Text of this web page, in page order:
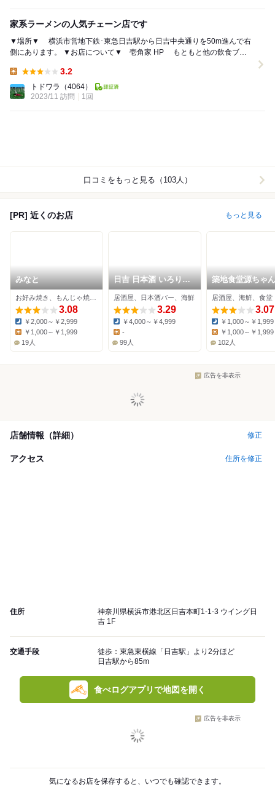
家系ラーメンの人気チェーン店です
▼場所▼ 横浜市営地下鉄･東急日吉駅から日吉中央通りを50m進んで右
側にあります。 ▼お店について▼ 壱角家 HP もともと他の飲食ブラ
3.2
トドワラ
（4064）
2023/11 訪問
1回
口コミをもっと見る（103人）
[PR] 近くのお店 もっと見る
みなと
3.08
Dinner:
￥2,000～￥2,999
Lunch:
￥1,000～￥1,999
19人
日吉 日本酒 いろり屋
金魚
居酒屋、日本酒バー、海鮮
3.29
Dinner:
￥4,000～￥4,999
Lunch:
-
99人
築地食堂源ちゃ
レッサ横浜店
居酒屋、海鮮、食堂
3.07
Dinner:
￥1,000～￥1,999
￥1,000～￥1,999
102人
広告を非表示
店舗情報（詳細） 修正
アクセス 住所を修正
住所
神奈川県横浜市港北区日吉本町1-1-3 ウイング日
吉 1F
交通手段
徒歩：東急東横線「日吉駅」より2分ほど
日吉駅から85m
食べログアプリで地図を開く
広告を非表示
気になるお店を保存すると、いつでも確認できます。